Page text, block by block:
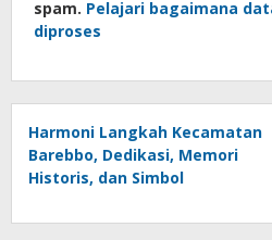
spam. Pelajari bagaimana
diproses
Harmoni Langkah Kecamatan
Barebbo, Dedikasi, Memori
Historis, dan Simbol